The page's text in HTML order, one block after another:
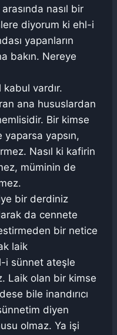
nasıl bir
diyorum ki ehl-i
yapanların
bakın. Nereye
vardır.
ana hususlardan
Bir kimse
yapsın,
Nasıl ki kafirin
müminin de
bir derdiniz
da cennete
bir netice
laik
i sünnet ateşle
Laik olan bir kimse
bile inandırıcı
diyen
olmaz. Ya işi